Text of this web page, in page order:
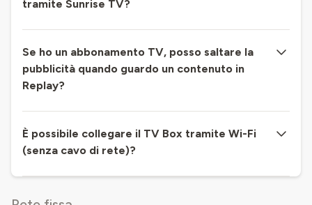
tramite Sunrise TV?
Se ho un abbonamento TV, posso saltare la
pubblicità quando guardo un contenuto in
Replay?
È possibile collegare il TV Box tramite Wi-Fi
(senza cavo di rete)?